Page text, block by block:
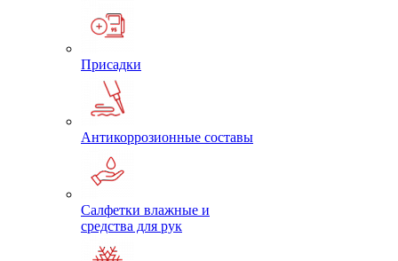
Присадки
Антикоррозионные составы
Салфетки влажные и
средства для рук